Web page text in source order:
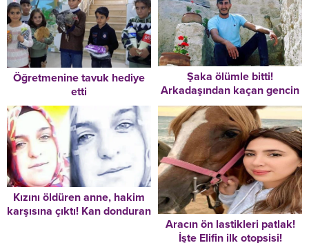
Öğretmenine tavuk hediye
etti
Şaka ölümle bitti!
Arkadaşından kaçan gencin
karnına batan cam onu
hayattan kopardı
Kızını öldüren anne, hakim
karşısına çıktı! Kan donduran
Aracın ön lastikleri patlak!
İşte Elifin ilk otopsisi!